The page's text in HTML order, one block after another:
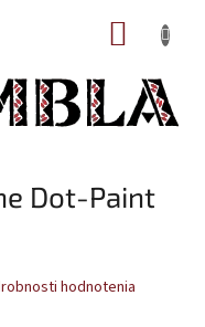
Dot-Paint
hodnotenia